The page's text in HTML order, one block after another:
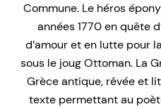
Commune. Le héros
années 1770 en quête
d’amour et en lutte pour
sous le joug Ottoman. La
Grèce antique, rêvée et
texte permettant au